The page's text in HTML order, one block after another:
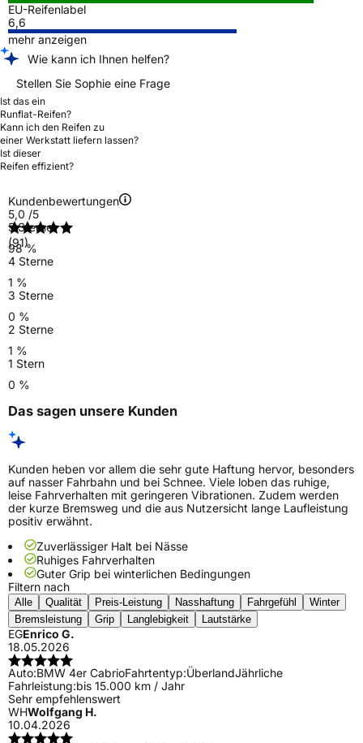
EU-Reifenlabel
6,6
mehr anzeigen
Wie kann ich Ihnen helfen?
Stellen Sie Sophie eine Frage
Ist das ein
Runflat-Reifen?
Kann ich den Reifen zu
einer Werkstatt liefern lassen?
Ist dieser
Reifen effizient?
Kundenbewertungen
5,0 /5
(91)
5 Sterne
98 %
4 Sterne
1 %
3 Sterne
0 %
2 Sterne
1 %
1 Stern
0 %
Das sagen unsere Kunden
Kunden heben vor allem die sehr gute Haftung hervor, besonders
auf nasser Fahrbahn und bei Schnee. Viele loben das ruhige,
leise Fahrverhalten mit geringeren Vibrationen. Zudem werden
der kurze Bremsweg und die aus Nutzersicht lange Laufleistung
positiv erwähnt.
Zuverlässiger Halt bei Nässe
Ruhiges Fahrverhalten
Guter Grip bei winterlichen Bedingungen
Filtern nach
Alle Qualität Preis-Leistung Nasshaftung Fahrgefühl
Winter
Bremsleistung
Grip Langlebigkeit Lautstärke
EGEnrico G.
18.05.2026
Auto:BMW 4er CabrioFahrtentyp:ÜberlandJährliche
Fahrleistung:bis 15.000 km / Jahr
Sehr empfehlenswert
WHWolfgang H.
10.04.2026